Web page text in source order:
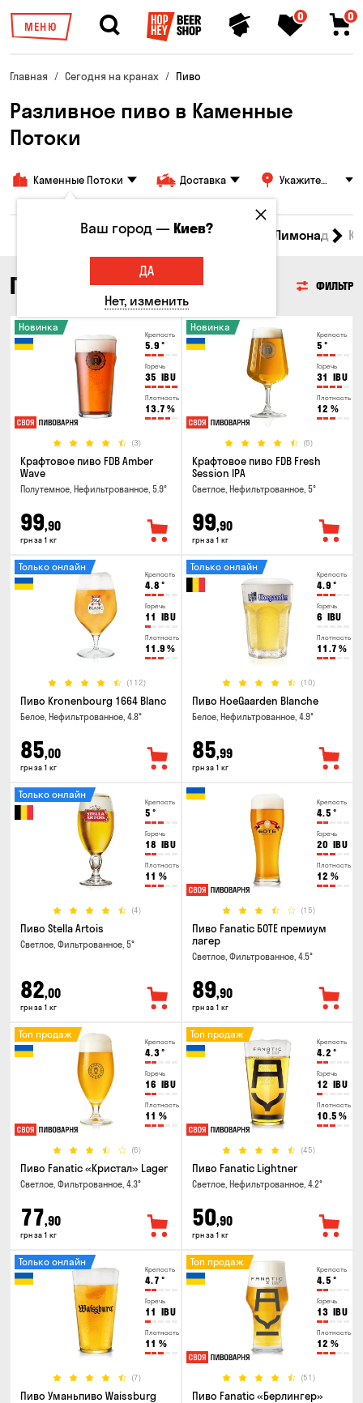
МЕНЮ
0 0
Главная Сегодня на кранах Пиво
Разливное пиво в Каменные
Потоки
Каменные Потоки Доставка
Укажите
Все товары Пиво Сидр Лимонад
ПИВО ФИЛЬТР
Крепость
5.9 °
Горечь
35 IBU
Плотность
13.7 %
(3)
Новинка
Крафтовое пиво FDB Amber
Wave
Полутемное, Нефильтрованное, 5.9°
99,90
грн за 1 кг
Крепость
5 °
Горечь
31 IBU
Плотность
12 %
(6)
Новинка
Крафтовое пиво FDB Fresh
Session IPA
Светлое, Нефильтрованное, 5°
99,90
грн за 1 кг
Крепость
4.8 °
Горечь
11 IBU
Плотность
11.9 %
(112)
Только онлайн
Пиво Kronenbourg 1664 Blanc
Белое, Нефильтрованное, 4.8°
85,00
грн за 1 кг
Крепость
4.9 °
Горечь
6 IBU
Плотность
11.7 %
(10)
Только онлайн
Пиво HoeGaarden Blanche
Белое, Нефильтрованное, 4.9°
85,99
грн за 1 кг
Крепость
5 °
Горечь
18 IBU
Плотность
11 %
(4)
Только онлайн
Пиво Stella Artois
Светлое, Фильтрованное, 5°
82,00
грн за 1 кг
Крепость
4.5 °
Горечь
20 IBU
Плотность
12 %
(15)
Пиво Fanatic БОТЕ премиум
лагер
Светлое, Фильтрованное, 4.5°
89,90
грн за 1 кг
Крепость
4.3°
Горечь
16 IBU
Плотность
11 %
(6)
Топ продаж
Пиво Fanatic «Кристал» Lager
Светлое, Фильтрованное, 4.3°
77,90
грн за 1 кг
Крепость
4.2 °
Горечь
12 IBU
Плотность
10.5 %
(45)
Топ продаж
Пиво Fanatic Lightner
Светлое, Нефильтрованное, 4.2°
50,90
грн за 1 кг
Крепость
4.7 °
Горечь
11 IBU
Плотность
11 %
(7)
Только онлайн
Пиво Уманьпиво Waissburg
Крепость
4.5 °
Горечь
13 IBU
Плотность
12 %
(51)
Топ продаж
Пиво Fanatic «Берлингер»
Ваш город —Киев?
ДА
Нет, изменить